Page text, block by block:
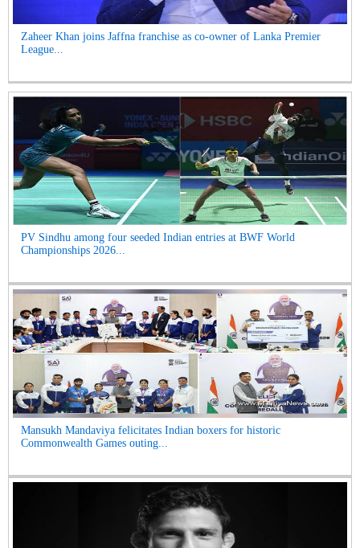
Zaheer Khan joins Jaffna franchise as co-owner of Lanka Premier
League...
PV Sindhu among four seeded Indian entries at BWF World
Championships 2026...
Mansukh Mandaviya felicitates Indian boxers for historic
Commonwealth Games outing...